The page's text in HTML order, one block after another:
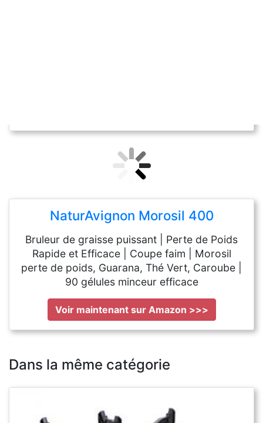
NaturAvignon Morosil 400
Bruleur de graisse puissant | Perte de Poids
Rapide et Efficace | Coupe faim | Morosil
perte de poids, Guarana, Thé Vert, Caroube |
90 gélules minceur efficace
Voir maintenant sur Amazon >>>
Dans la même catégorie